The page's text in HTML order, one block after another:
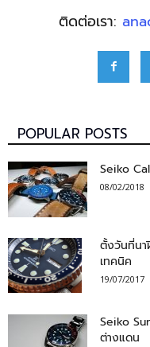
ติดต่อเรา:
POPULAR POSTS
Seiko
08/02/2018
ตั้งวันที่น
เทคนิค
19/07/2017
Seiko
ต่างแดน